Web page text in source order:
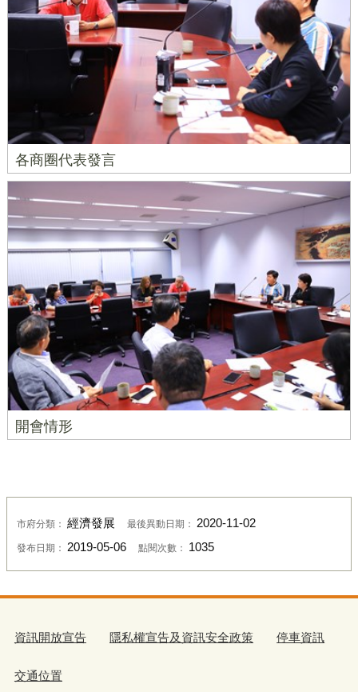
各商圈代表發言
開會情形
市府分類： 經濟發展 最後異動日期： 2020-11-02
發布日期： 2019-05-06 點閱次數： 1035
資訊開放宣告 隱私權宣告及資訊安全政策 停車資訊
交通位置